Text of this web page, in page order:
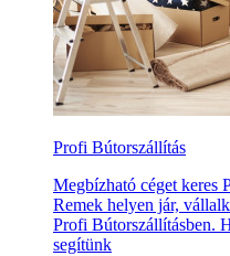
Profi Bútorszállítás
Megbízható céget keres
Remek helyen jár,
Profi Bútorszállításben.
segítünk